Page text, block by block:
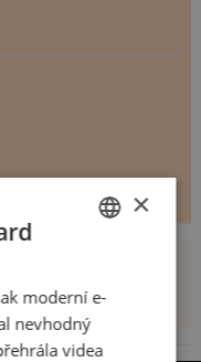
SLOVAK
×
moderní e-
nevhodný
videa